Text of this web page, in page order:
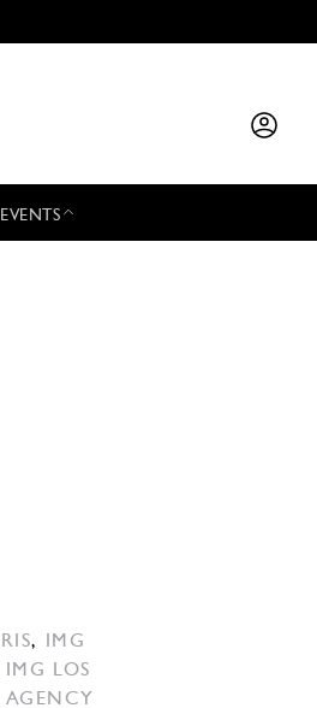
,
IMG
IMG LOS